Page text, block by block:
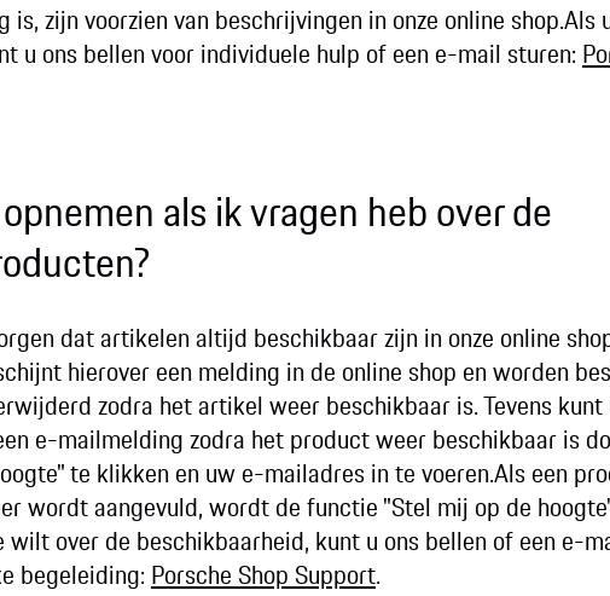
zijn voorzien van beschrijvingen in onze online shop.Als
u ons bellen voor individuele hulp of een e-mail sturen:
als ik vragen heb over de
dat artikelen altijd beschikbaar zijn in onze online
hierover een melding in de online shop en worden
zodra het artikel weer beschikbaar is. Tevens kunt
e-mailmelding zodra het product weer beschikbaar is
te klikken en uw e-mailadres in te voeren.Als een
wordt aangevuld, wordt de functie "Stel mij op de
over de beschikbaarheid, kunt u ons bellen of een e-
begeleiding: Porsche Shop Support.